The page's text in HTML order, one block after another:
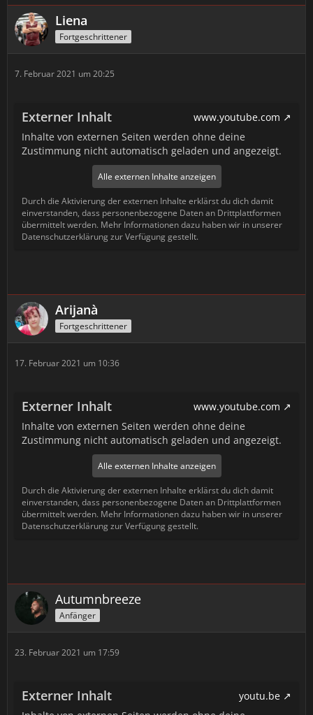
Liena
Fortgeschrittener
7. Februar 2021 um 20:25
Externer Inhalt
www.youtube.com
Inhalte von externen Seiten werden ohne deine
Zustimmung nicht automatisch geladen und angezeigt.
Alle externen Inhalte anzeigen
Durch die Aktivierung der externen Inhalte erklärst du dich damit
einverstanden, dass personenbezogene Daten an Drittplattformen
übermittelt werden. Mehr Informationen dazu haben wir in unserer
Datenschutzerklärung zur Verfügung gestellt.
Arijanà
Fortgeschrittener
17. Februar 2021 um 10:36
Externer Inhalt
www.youtube.com
Inhalte von externen Seiten werden ohne deine
Zustimmung nicht automatisch geladen und angezeigt.
Alle externen Inhalte anzeigen
Durch die Aktivierung der externen Inhalte erklärst du dich damit
einverstanden, dass personenbezogene Daten an Drittplattformen
übermittelt werden. Mehr Informationen dazu haben wir in unserer
Datenschutzerklärung zur Verfügung gestellt.
Autumnbreeze
Anfänger
23. Februar 2021 um 17:59
Externer Inhalt
youtu.be